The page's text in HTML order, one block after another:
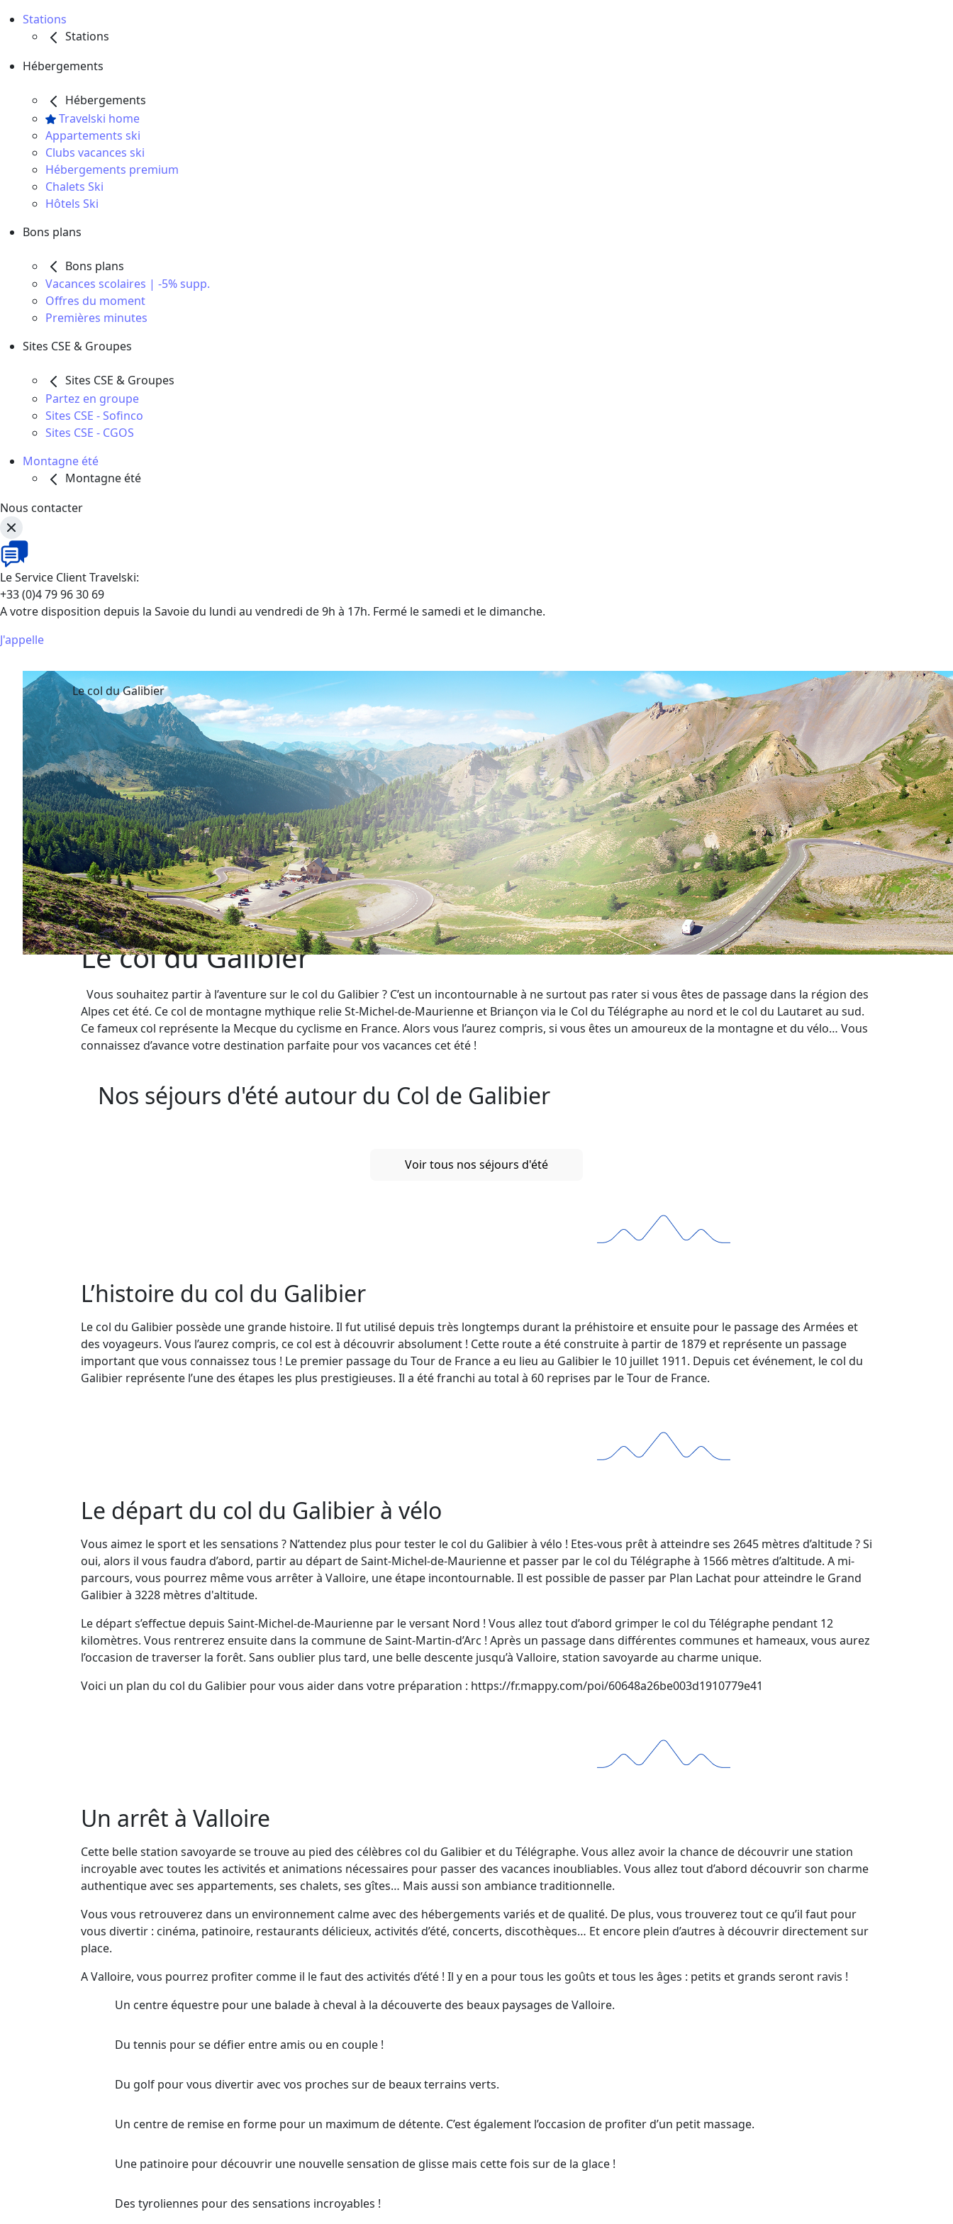
Stations
Stations
Hébergements
Hébergements
Travelski home
Appartements ski
Clubs vacances ski
Hébergements premium
Chalets Ski
Hôtels Ski
Bons plans
Bons plans
Vacances scolaires | -5% supp.
Offres du moment
Premières minutes
Sites CSE & Groupes
Sites CSE & Groupes
Partez en groupe
Sites CSE - Sofinco
Sites CSE - CGOS
Montagne été
Montagne été
Nous contacter
Le Service Client Travelski:
+33 (0)4 79 96 30 69
A votre disposition depuis la Savoie du lundi au vendredi de 9h à 17h. Fermé le samedi et le dimanche.
J'appelle
Le col du Galibier
Le col du Galibier
Vous souhaitez partir à l’aventure sur le col du Galibier ? C’est un incontournable à ne surtout pas rater si vous êtes de passage dans la région des
Alpes cet été. Ce col de montagne mythique relie St-Michel-de-Maurienne et Briançon via le Col du Télégraphe au nord et le col du Lautaret au sud.
Ce fameux col représente la Mecque du cyclisme en France. Alors vous l’aurez compris, si vous êtes un amoureux de la montagne et du vélo… Vous
connaissez d’avance votre destination parfaite pour vos vacances cet été !
Nos séjours d'été autour du Col de Galibier
Voir tous nos séjours d'été
L’histoire du col du Galibier
Le col du Galibier possède une grande histoire. Il fut utilisé depuis très longtemps durant la préhistoire et ensuite pour le passage des Armées et
des voyageurs. Vous l’aurez compris, ce col est à découvrir absolument ! Cette route a été construite à partir de 1879 et représente un passage
important que vous connaissez tous ! Le premier passage du Tour de France a eu lieu au Galibier le 10 juillet 1911. Depuis cet événement, le col du
Galibier représente l’une des étapes les plus prestigieuses. Il a été franchi au total à 60 reprises par le Tour de France.
Le départ du col du Galibier à vélo
Vous aimez le sport et les sensations ? N’attendez plus pour tester le col du Galibier à vélo ! Etes-vous prêt à atteindre ses 2645 mètres d’altitude ? Si
oui, alors il vous faudra d’abord, partir au départ de Saint-Michel-de-Maurienne et passer par le col du Télégraphe à 1566 mètres d’altitude. A mi-
parcours, vous pourrez même vous arrêter à Valloire, une étape incontournable. Il est possible de passer par Plan Lachat pour atteindre le Grand
Galibier à 3228 mètres d'altitude.
Le départ s’effectue depuis Saint-Michel-de-Maurienne par le versant Nord ! Vous allez tout d’abord grimper le col du Télégraphe pendant 12
kilomètres. Vous rentrerez ensuite dans la commune de Saint-Martin-d’Arc ! Après un passage dans différentes communes et hameaux, vous aurez
l’occasion de traverser la forêt. Sans oublier plus tard, une belle descente jusqu’à Valloire, station savoyarde au charme unique.
Voici un plan du col du Galibier pour vous aider dans votre préparation : https://fr.mappy.com/poi/60648a26be003d1910779e41
Un arrêt à Valloire
Cette belle station savoyarde se trouve au pied des célèbres col du Galibier et du Télégraphe. Vous allez avoir la chance de découvrir une station
incroyable avec toutes les activités et animations nécessaires pour passer des vacances inoubliables. Vous allez tout d’abord découvrir son charme
authentique avec ses appartements, ses chalets, ses gîtes… Mais aussi son ambiance traditionnelle.
Vous vous retrouverez dans un environnement calme avec des hébergements variés et de qualité. De plus, vous trouverez tout ce qu’il faut pour
vous divertir : cinéma, patinoire, restaurants délicieux, activités d’été, concerts, discothèques… Et encore plein d’autres à découvrir directement sur
place.
A Valloire, vous pourrez profiter comme il le faut des activités d’été ! Il y en a pour tous les goûts et tous les âges : petits et grands seront ravis !
Un centre équestre pour une balade à cheval à la découverte des beaux paysages de Valloire.
Du tennis pour se défier entre amis ou en couple !
Du golf pour vous divertir avec vos proches sur de beaux terrains verts.
Un centre de remise en forme pour un maximum de détente. C’est également l’occasion de profiter d’un petit massage.
Une patinoire pour découvrir une nouvelle sensation de glisse mais cette fois sur de la glace !
Des tyroliennes pour des sensations incroyables !